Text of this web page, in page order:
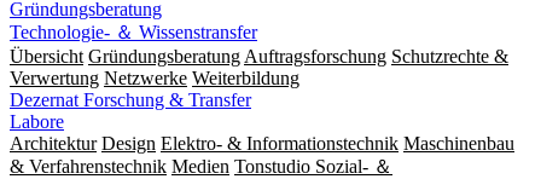
Gründungsberatung
Technologie- ＆ Wissenstransfer
Übersicht Gründungsberatung Auftragsforschung Schutzrechte &
Verwertung Netzwerke Weiterbildung
Dezernat Forschung & Transfer
Labore
Architektur Design Elektro- & Informationstechnik Maschinenbau
& Verfahrenstechnik Medien Tonstudio Sozial- ＆